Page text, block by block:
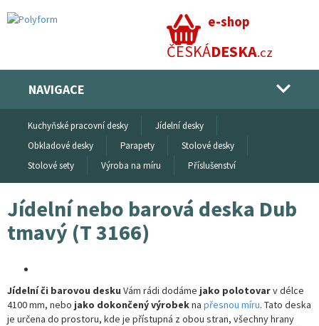
e-shop
ČESKÁDESKA.cz
NAVIGACE
Kuchyňské pracovní desky
Jídelní desky
Obkladové desky
Parapety
Stolové desky
Stolové sety
Výroba na míru Příslušenství
Jídelní nebo barová deska Dub
tmavý (T 3166)
Jídelní či barovou desku Vám rádi dodáme jako polotovarv délce
4100 mm, nebo jako dokončený výrobekna přesnou míru. Tato deska
je určena do prostoru, kde je přístupná z obou stran, všechny hrany